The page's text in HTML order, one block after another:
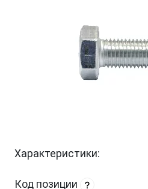
Характеристики:
Код позиции